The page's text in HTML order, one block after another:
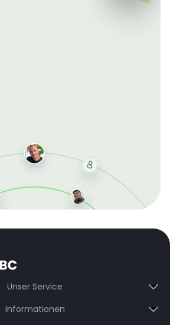
erhalten schnelle Lieferung und
Unser Service
Informationen